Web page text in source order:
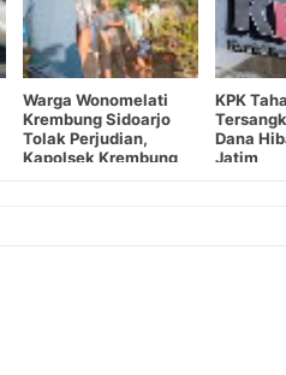
Warga Wonomelati
Krembung Sidoarjo
Tolak Perjudian,
Kapolsek Krembung
KPK
Dana
Jatim